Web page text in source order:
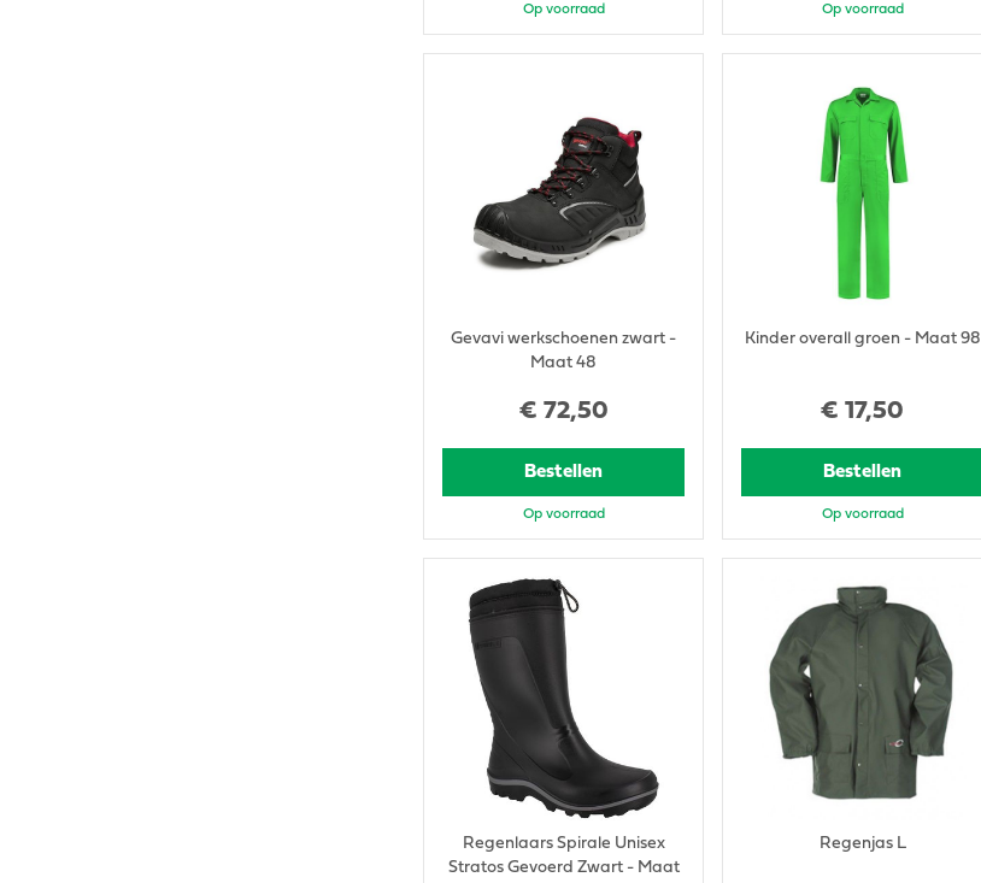
Op voorraad Op voorraad
€ 72,50
Gevavi werkschoenen zwart -
Maat 48
Bestellen
Op voorraad
€ 17,50
Kinder overall groen - Maat 98
Bestellen
Op voorraad
Regenlaars Spirale Unisex
Stratos Gevoerd Zwart - Maat
Regenjas L